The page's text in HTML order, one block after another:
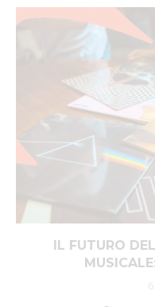
IL FUTURO